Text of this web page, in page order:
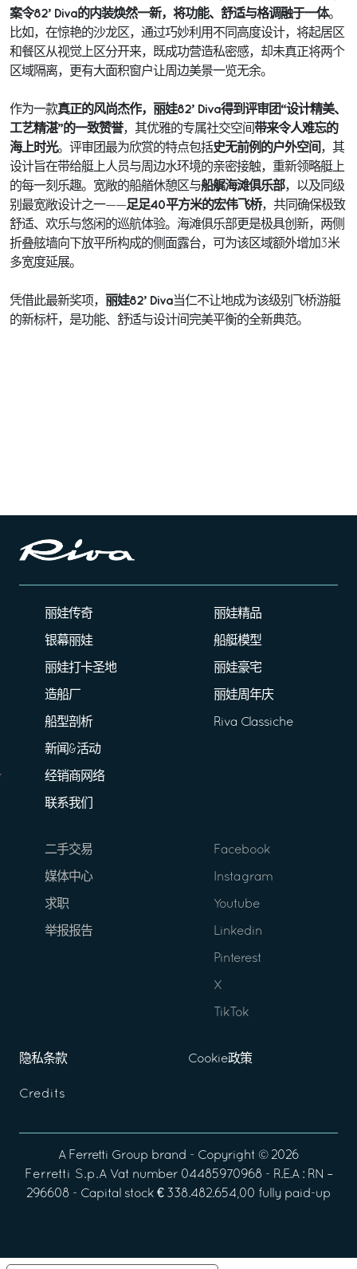
案令82’ Diva的内装焕然一新，将功能、舒适与格调融于一体。
比如，在惊艳的沙龙区，通过巧妙利用不同高度设计，将起居区
和餐区从视觉上区分开来，既成功营造私密感，却未真正将两个
区域隔离，更有大面积窗户让周边美景一览无余。
作为一款真正的风尚杰作，丽娃82’ Diva得到评审团“设计精美、
工艺精湛”的一致赞誉，其优雅的专属社交空间 带来令人难忘的
海上时光。评审团最为欣赏的特点包括史无前例的户外空间 ，其
设计旨在带给艇上人员与周边水环境的亲密接触，重新领略艇上
的每一刻乐趣。宽敞的船艏休憩区与船艉海滩俱乐部，以及同级
别最宽敞设计之一——足足40平方米的宏伟飞桥，共同确保极致
舒适、欢乐与悠闲的巡航体验。海滩俱乐部更是极具创新，两侧
折叠舷墙向下放平所构成的侧面露台，可为该区域额外增加3米
多宽度延展。
凭借此最新奖项， 丽娃82’ Diva当仁不让地成为该级别飞桥游艇
的新标杆，是功能、舒适与设计间完美平衡的全新典范。
丽娃传奇
银幕丽娃
丽娃打卡圣地
造船厂
船型剖析
新闻&活动
经销商网络
联系我们
丽娃精品
船艇模型
丽娃豪宅
丽娃周年庆
Riva Classiche
二手交易
媒体中心
求职
举报报告
Facebook
Instagram
Youtube
Linkedin
Pinterest
X
TikTok
隐私条款 Cookie政策
Credits
A Ferretti Group brand - Copyright © 2026
Ferretti S.p.A Vat number 04485970968 - R.E.A : RN –
296608 - Capital stock € 338.482.654,00 fully paid-up